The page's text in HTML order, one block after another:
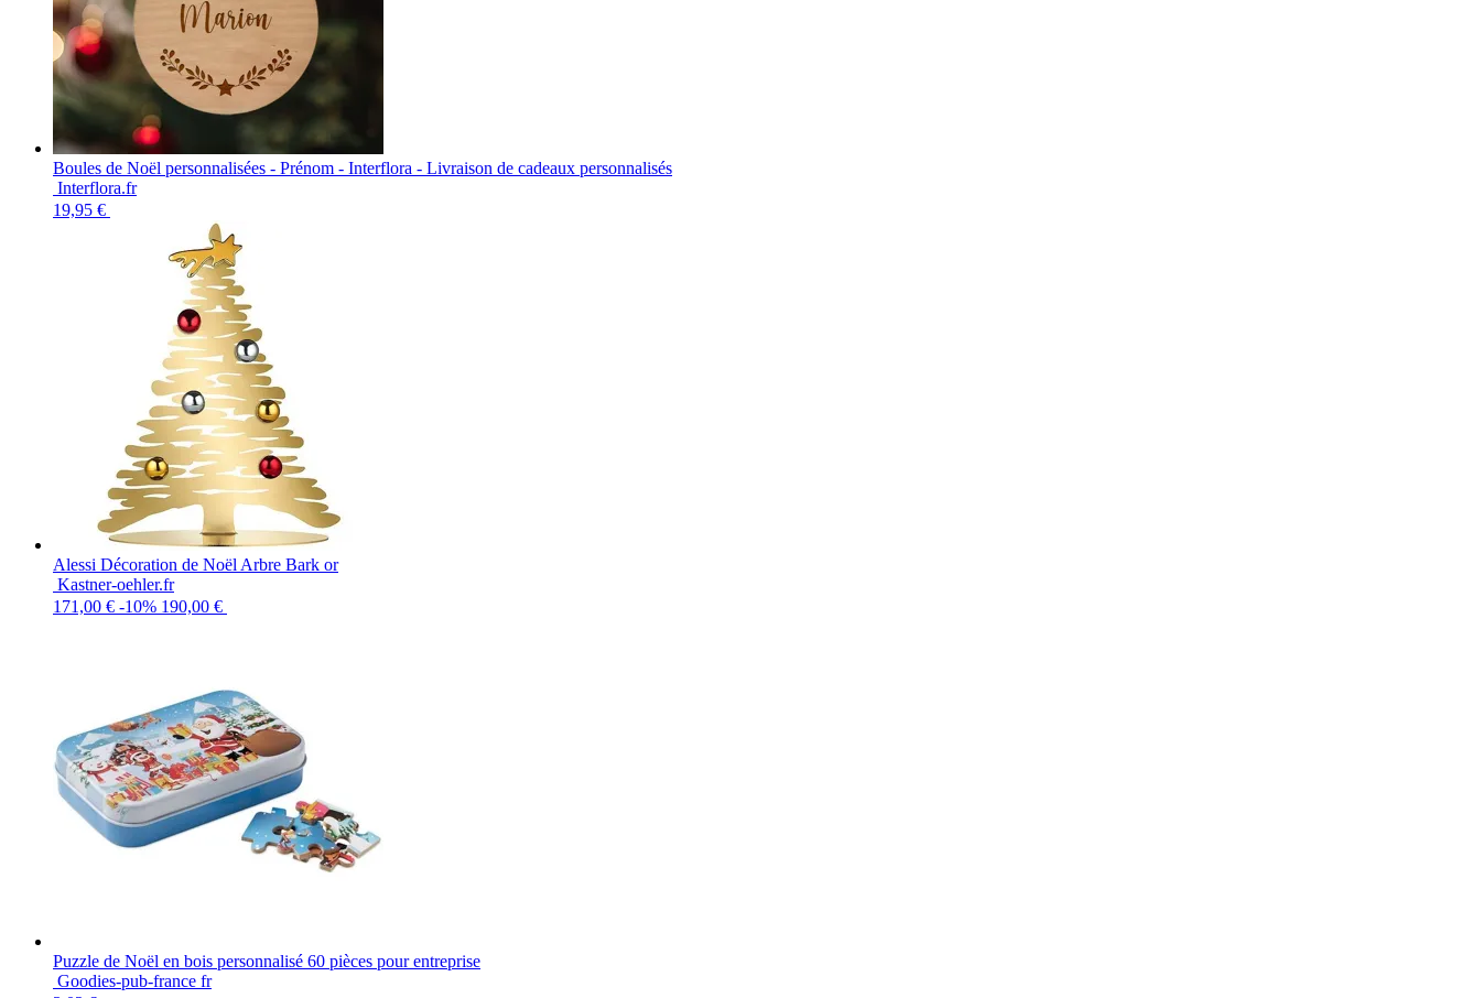
Boules de Noël personnalisées - Prénom - Interflora - Livraison de cadeaux personnalisés
Interflora.fr
19,95 €
Alessi Décoration de Noël Arbre Bark or
Kastner-oehler.fr
171,00 € -10% 190,00 €
Puzzle de Noël en bois personnalisé 60 pièces pour entreprise
Goodies-pub-france fr